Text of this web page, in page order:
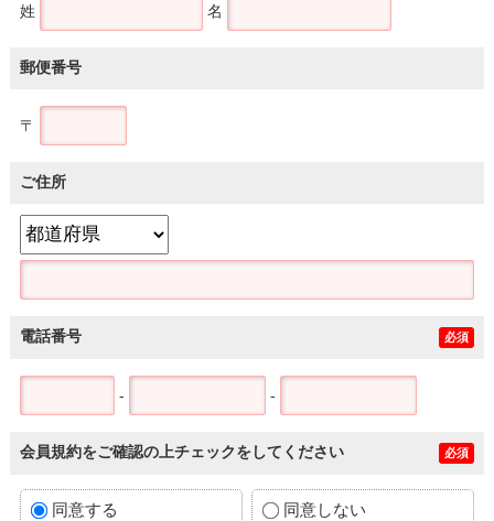
姓 名
郵便番号
〒
ご住所
電話番号 必須
- -
会員規約をご確認の上チェックをしてください 必須
同意する 同意しない